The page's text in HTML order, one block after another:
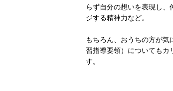
らず自分の想いを表現し
ジする精神力など。
もちろん、おうちの方が
習指導要領）についてもカ
す。